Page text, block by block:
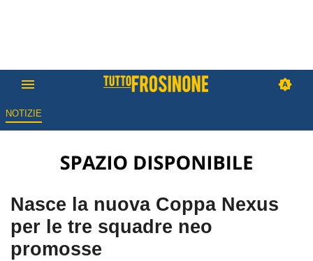
NOTIZIE
Nasce la nuova Coppa Nexus
per le tre squadre neo
promosse